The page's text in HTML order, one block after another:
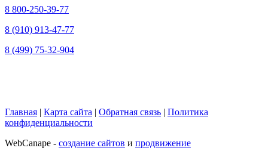
8 800-250-39-77
8 (910) 913-47-77
8 (499) 75-32-904
Главная | Карта сайта | Обратная связь | Политика
конфиденциальности
WebCanape - создание сайтов и продвижение